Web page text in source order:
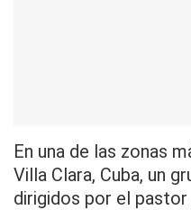
En una de las zonas
Villa Clara, Cuba, un
dirigidos por el